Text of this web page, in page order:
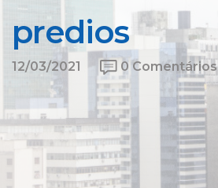
predios
12/03/2021 0 Comentários